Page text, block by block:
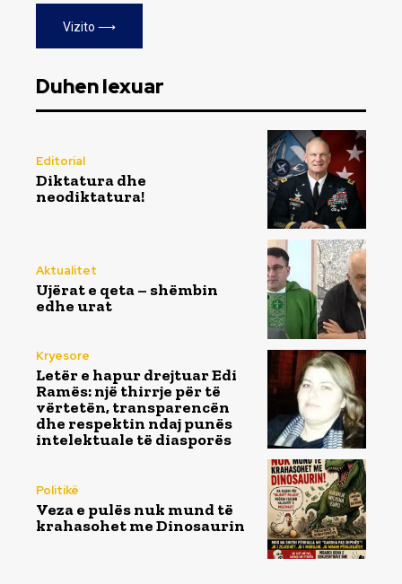
Vizito ⟶
Duhen lexuar
Editorial
Diktatura dhe
neodiktatura!
Aktualitet
Ujërat e qeta – shëmbin
edhe urat
Kryesore
Letër e hapur drejtuar Edi
Ramës: një thirrje për të
vërtetën, transparencën
dhe respektin ndaj punës
intelektuale të diasporës
Politikë
Veza e pulës nuk mund të
krahasohet me Dinosaurin